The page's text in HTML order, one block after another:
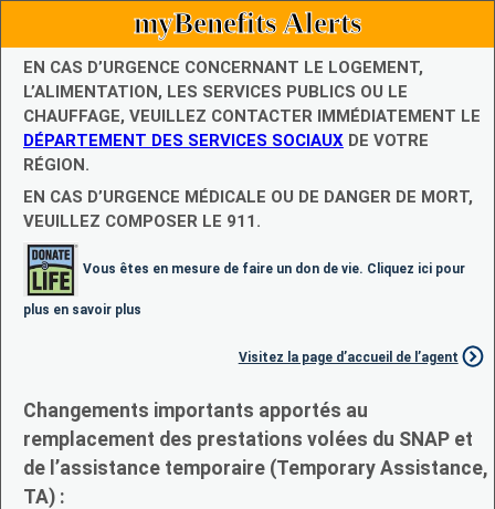
myBenefits Alerts
EN CAS D’URGENCE CONCERNANT LE LOGEMENT,
L’ALIMENTATION, LES SERVICES PUBLICS OU LE
CHAUFFAGE, VEUILLEZ CONTACTER IMMÉDIATEMENT LE
DÉPARTEMENT DES SERVICES SOCIAUX DE VOTRE
RÉGION.
EN CAS D’URGENCE MÉDICALE OU DE DANGER DE MORT,
VEUILLEZ COMPOSER LE 911.
Vous êtes en mesure de faire un don de vie. Cliquez ici pour
plus en savoir plus
Visitez la page d’accueil de l’agent
Changements importants apportés au
remplacement des prestations volées du SNAP et
de l’assistance temporaire (Temporary Assistance,
TA) :